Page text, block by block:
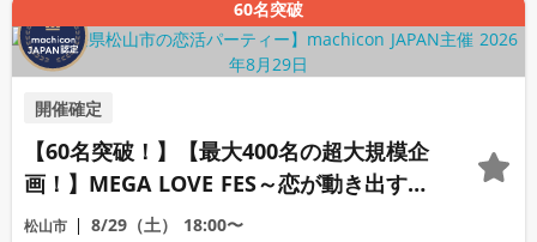
60名突破
開催確定
【60名突破！】【最大400名の超大規模企
画！】MEGA LOVE FES～恋が動き出す出
会いの祭典～
松山市 8/29（土） 18:00〜